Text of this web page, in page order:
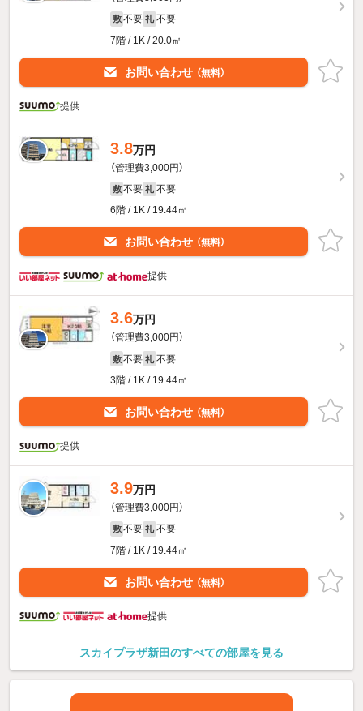
敷 不要 礼 不要
7階 / 1K / 20.0㎡
お問い合わせ （無料）
提供
3.8万円
（管理費3,000円）
敷 不要 礼 不要
6階 / 1K / 19.44㎡
お問い合わせ （無料）
提供
3.6万円
（管理費3,000円）
敷 不要 礼 不要
3階 / 1K / 19.44㎡
お問い合わせ （無料）
提供
3.9万円
（管理費3,000円）
敷 不要 礼 不要
7階 / 1K / 19.44㎡
お問い合わせ （無料）
提供
スカイプラザ新田のすべての部屋を見る